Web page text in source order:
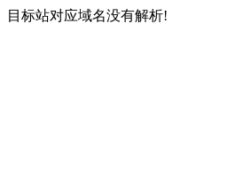
目标站对应域名没有解析!